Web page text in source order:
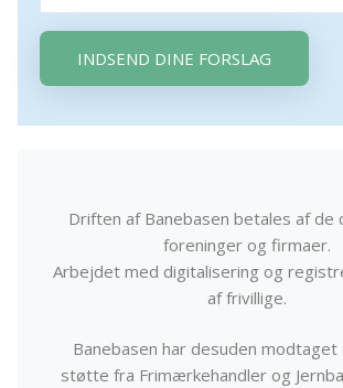
INDSEND DINE FORSLAG
Driften af Banebasen betales af de
foreninger og firmaer.
Arbejdet med digitalisering og
af frivillige.
Banebasen har desuden modtaget
støtte fra Frimærkehandler og